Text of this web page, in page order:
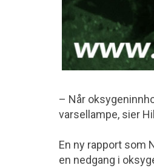
– Når
varsellampe, sier
En ny rapport som
en nedgang i